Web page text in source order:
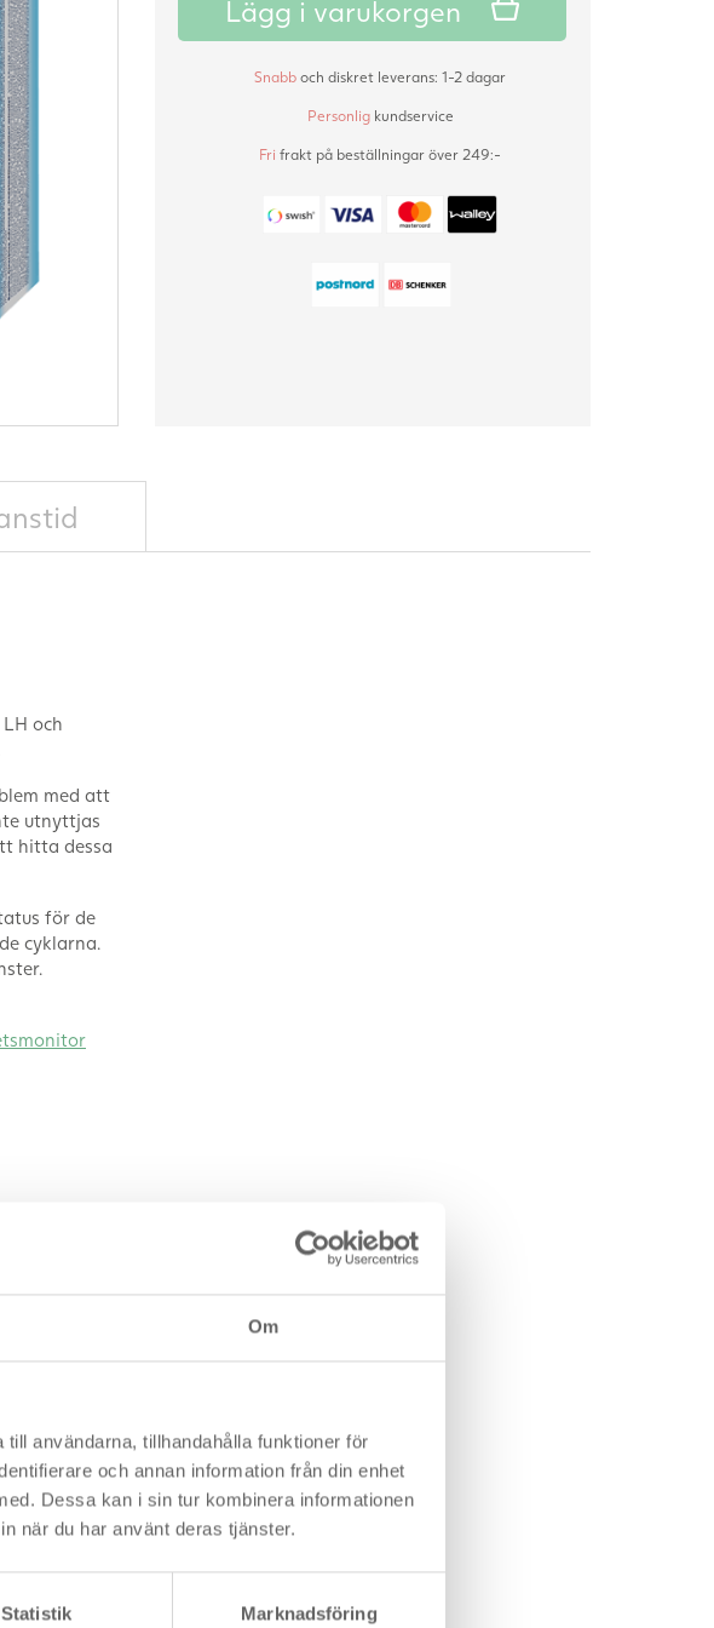
Om
användarna, tillhandahålla funktioner för
och annan information från din enhet
Dessa kan i sin tur kombinera informationen
när du har använt deras tjänster.
Statistik Marknadsföring
customer
Lägg i varukorgen
Snabb och diskret leverans: 1-2 dagar
Personligkundservice
Fri frakt på beställningar över 249:-
och
med att
utnyttjas
hitta dessa
för de
cyklarna.
gör du det